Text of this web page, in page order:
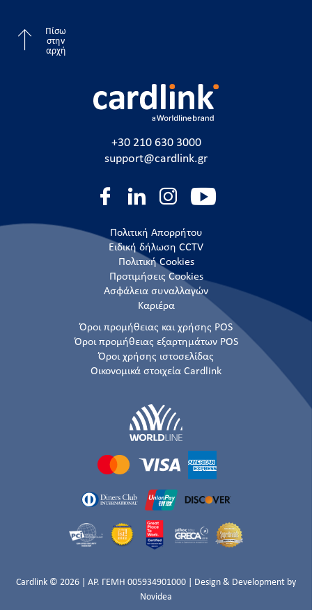
Πίσω
στην
αρχή
+30 210 630 3000
support@cardlink.gr
Πολιτική Απορρήτου
Ειδική δήλωση CCTV
Πολιτική Cookies
Προτιμήσεις Cookies
Ασφάλεια συναλλαγών
Καριέρα
Όροι προμήθειας και χρήσης POS
Όροι προμήθειας εξαρτημάτων POS
Όροι χρήσης ιστοσελίδας
Οικονομικά στοιχεία Cardlink
Cardlink © 2026 | ΑΡ. ΓΕΜΗ 005934901000 | Design & Development by
Novidea